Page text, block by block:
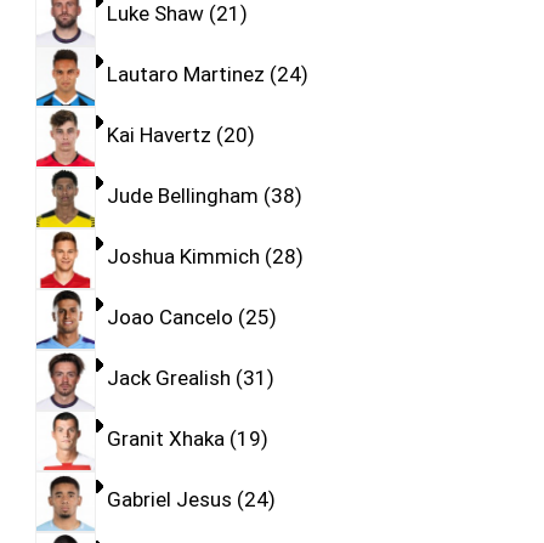
Luke Shaw 21
Lautaro Martinez 24
Kai Havertz 20
Jude Bellingham 38
Joshua Kimmich 28
Joao Cancelo 25
Jack Grealish 31
Granit Xhaka 19
Gabriel Jesus 24